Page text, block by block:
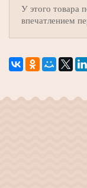
У этого товара
впечатлением